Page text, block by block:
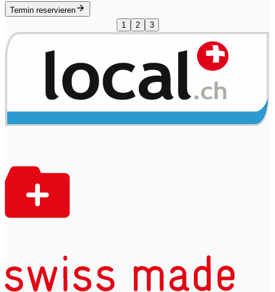
Termin reservieren
1
2 3